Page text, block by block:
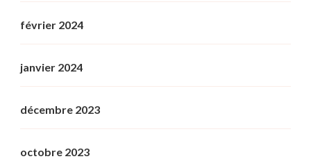
février 2024
janvier 2024
décembre 2023
octobre 2023